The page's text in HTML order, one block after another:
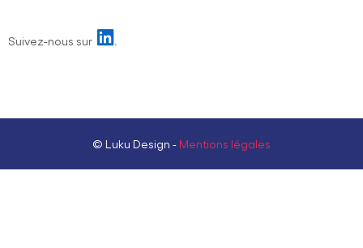
Suivez-nous sur
© Luku Design - Mentions légales